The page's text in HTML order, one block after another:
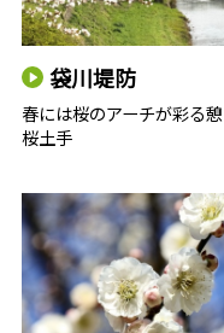
袋川堤防
春には桜のアーチが彩る
桜土手